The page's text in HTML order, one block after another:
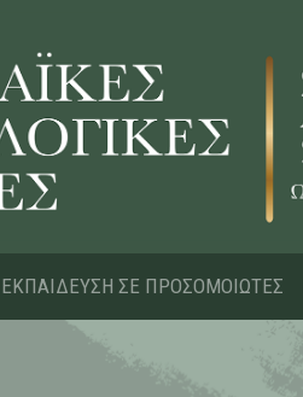
ΕΚΠΑΙΔΕΥΣΗ ΣΕ ΠΡΟΣΟΜΟΙΩΤΕΣ